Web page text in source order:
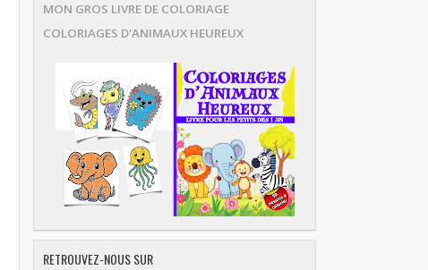
MON GROS LIVRE DE COLORIAGE
COLORIAGES D'ANIMAUX HEUREUX
RETROUVEZ-NOUS SUR